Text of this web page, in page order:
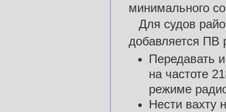
минимального
Для судов
добавляется ПВ
Передавать
на частоте
режиме
Нести вахту